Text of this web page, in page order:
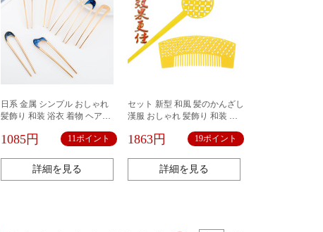
日系 金属 シンプル おしゃれ
髪飾り 和装 浴衣 着物 ヘアア
簪 まとめ髪 お土産 プレゼント
1085円 11ポイント
詳細を見る
セット 新型 和風 髪のかんざし
漢服 おしゃれ 髪飾り 和装 浴
リー かんざし 簪 まとめ髪 お
1863円 19ポイント
詳細を見る